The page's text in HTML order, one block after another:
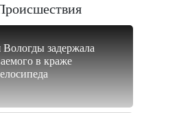
задержала
в краже